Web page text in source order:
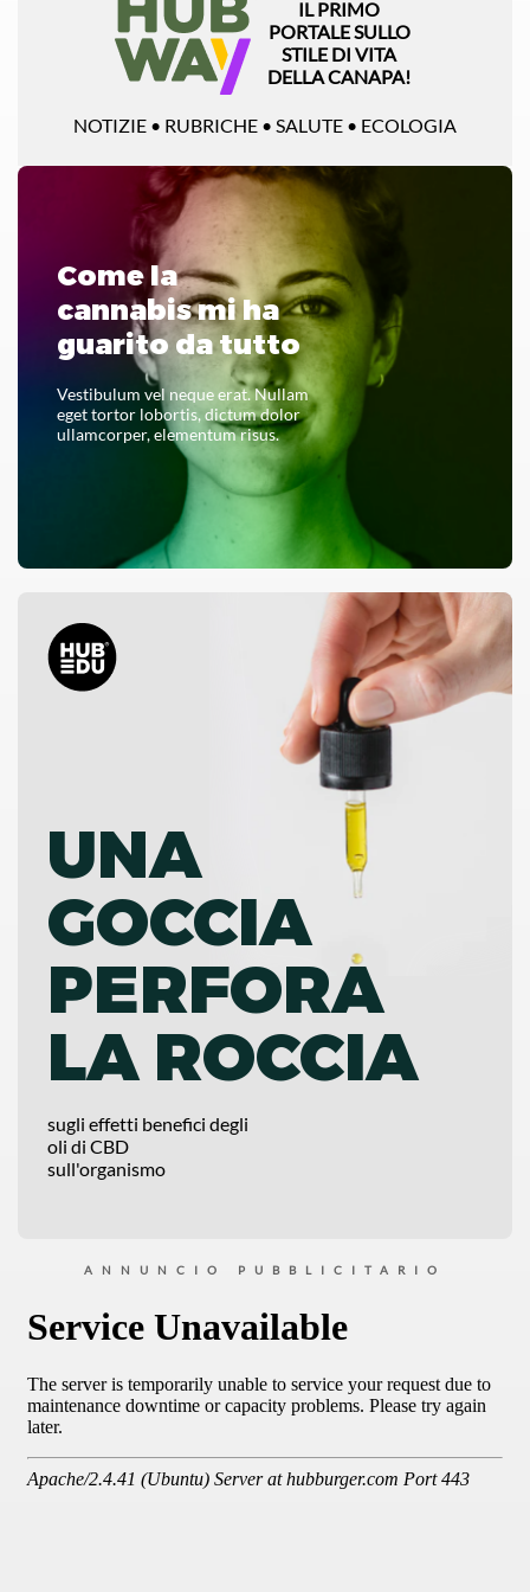
IL PRIMO
PORTALE SULLO
STILE DI VITA
DELLA CANAPA!
NOTIZIE • RUBRICHE • SALUTE • ECOLOGIA
Come la
cannabis mi ha
guarito da tutto
Vestibulum vel neque erat. Nullam
eget tortor lobortis, dictum dolor
ullamcorper, elementum risus.
LEGGI TUTTO
UNA
GOCCIA
PERFORA
LA ROCCIA
sugli effetti benefici degli
oli di CBD
sull'organismo
ANNUNCIO PUBBLICITARIO